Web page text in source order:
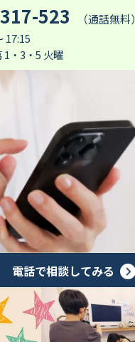
523
（通話無料）
17:15
1・3・5 火曜
電話で相談してみる